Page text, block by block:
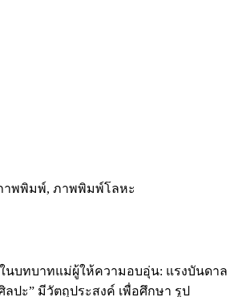
าพพิมพ์, ภาพพิมพ์โลหะ
นบทบาทแม่ผู้ให้ความอบอุ่น: แรงบันดาล
ลปะ” มีวัตถุประสงค์ เพื่อศึกษา รูป